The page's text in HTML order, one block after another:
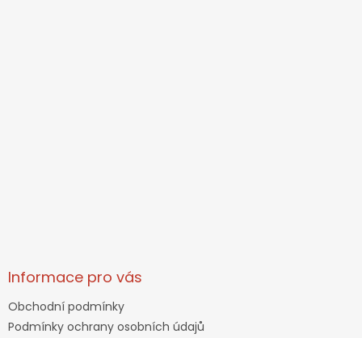
Informace pro vás
Obchodní podmínky
Podmínky ochrany osobních údajů